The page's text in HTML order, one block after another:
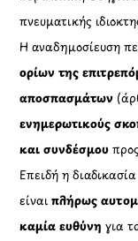
πνευματικής
Η αναδημοσίευση
ορίων της
αποσπασμάτων
ενημερωτικούς
και συνδέσμου
Επειδή η
είναιπλήρως
καμία ευθύνη για